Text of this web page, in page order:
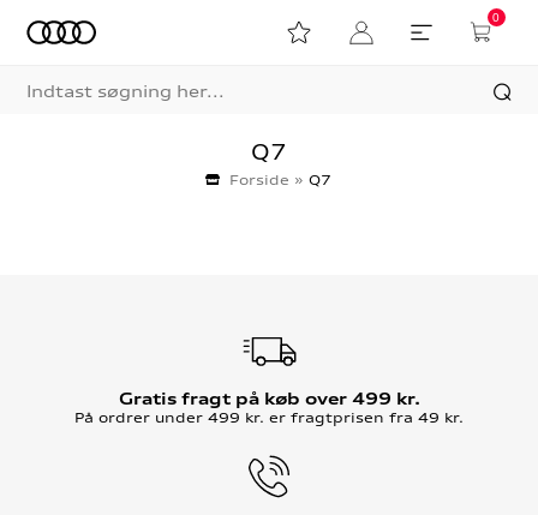
0
Q7
Forside »Q7
Gratis fragt på køb over 499 kr.
På ordrer under 499 kr. er fragtprisen fra 49 kr.